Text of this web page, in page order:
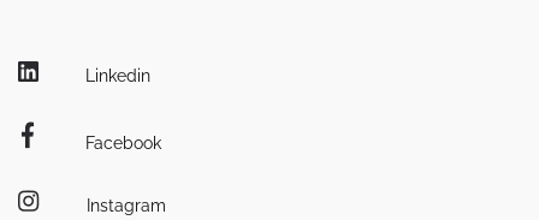
Linkedin
Facebook
Instagram